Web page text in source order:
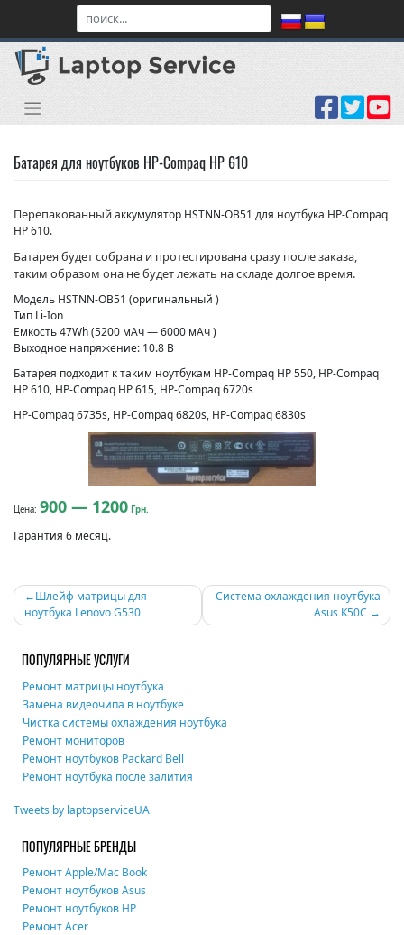
content
Батарея для ноутбуков HP-Compaq HP 610
Перепакованныйаккумулятор HSTNN-OB51 для ноутбука HP-Compaq
HP 610.
Батарея будет собрана и протестирована сразу после заказа,
таким образом она не будет лежать на складе долгое время.
Модель HSTNN-OB51 (оригинальный )
Тип Li-Ion
Емкость 47Wh (5200 мАч — 6000 мАч )
Выходное напряжение: 10.8 В
Батарея подходит к таким ноутбукам HP-Compaq HP 550, HP-Compaq
HP 610, HP-Compaq HP 615, HP-Compaq 6720s
HP-Compaq 6735s, HP-Compaq 6820s, HP-Compaq 6830s
Цена: 900 — 1200 Грн.
Гарантия 6 месяц.
Навигация
по
записям
Шлейф матрицы для
ноутбука Lenovo G530
Система охлаждения ноутбука
Asus K50C
ПОПУЛЯРНЫЕ УСЛУГИ
Ремонт матрицы ноутбука
Замена видеочипа в ноутбуке
Чистка системы охлаждения ноутбука
Ремонт мониторов
Ремонт ноутбуков Packard Bell
Ремонт ноутбука после залития
Tweets by laptopserviceUA
ПОПУЛЯРНЫЕ БРЕНДЫ
Ремонт Apple/Mac Book
Ремонт ноутбуков Asus
Ремонт ноутбуков HP
Ремонт Acer